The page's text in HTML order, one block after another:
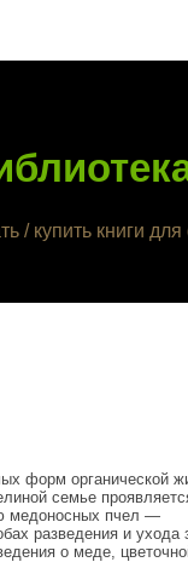
/ купить книги
форм органической
семье
медоносных пчел —
разведения и ухода
о меде,